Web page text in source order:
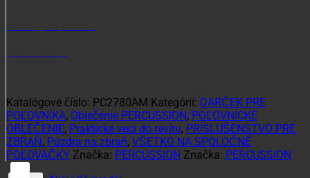
Katalógové číslo: PC2780AM Kategórií: DARČEK PRE
POĽOVNÍKA, Oblečenie PERCUSSION, POĽOVNÍCKE
OBLEČENIE, Praktické veci do revíru, PRÍSLUŠENSTVO PRE
ZBRAŇ, Púzdra na zbraň, VŠETKO NA SPOLOČNÉ
POĽOVAČKY Značka: PERCUSSION Značka: PERCUSSION